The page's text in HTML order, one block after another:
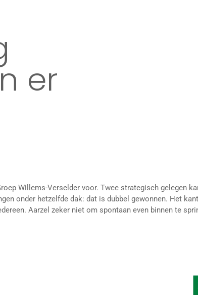
er
Willems-Verselder voor. Twee strategisch gelegen
onder hetzelfde dak: dat is dubbel gewonnen. Het
Aarzel zeker niet om spontaan even binnen te